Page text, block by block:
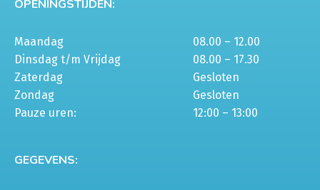
OPENINGSTIJDEN:
Maandag
08.00 – 12.00
Dinsdag t/m Vrijdag
08.00 – 17.30
Zaterdag
Gesloten
Zondag
Gesloten
Pauze uren:
12:00 – 13:00
GEGEVENS: